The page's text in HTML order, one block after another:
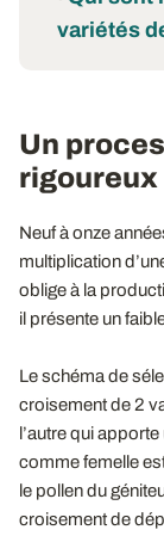
variétés
Un
rigoureux
Neuf à onze
multiplication
oblige à la
il présente un
Le schéma de
croisement de 2
l’autre qui
comme femelle
le pollen du
croisement de